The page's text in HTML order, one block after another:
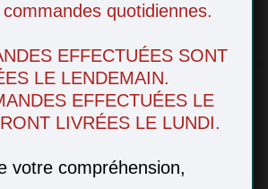
quotidiennes.
EFFECTUÉES SONT
LE LENDEMAIN.
EFFECTUÉES LE
LIVRÉES LE LUNDI.
votre compréhension,